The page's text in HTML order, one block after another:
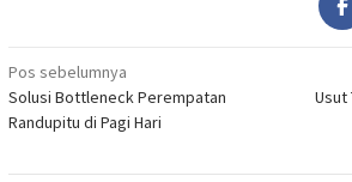
Navigasi
pos
Pos sebelumnya
Solusi Bottleneck Perempatan
Randupitu di Pagi Hari
Usut